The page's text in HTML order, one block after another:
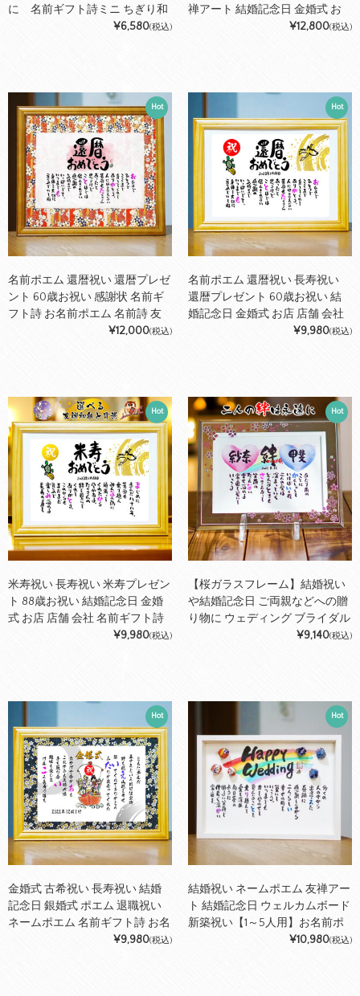
に 名前ギフト詩ミニ ちぎり和
紙 ※飾り場所を選ばないかわ
ム ネームイン ポエム
¥6,580(税込)
禅アート 結婚記念日 金婚式 お
店 店舗 会社 名前ギフト詩 お名
たったひとつ 【フルネーム～お
二人下のお名前用】おしゃれ
¥12,800(税込)
Hot
名前ポエム 還暦祝い 還暦プレゼ
ント 60歳お祝い 感謝状 名前ギ
フト詩 お名前ポエム 名前詩 友
禅和紙 x ちぎり和紙 (1人～2人用)
¥12,000(税込)
Hot
名前ポエム 還暦祝い 長寿祝い
還暦プレゼント 60歳お祝い 結
婚記念日 金婚式 お店 店舗 会社
名前ギフト詩 お名前ポエム 名前
のお名前用】筆文字ギフト ネー
ムポエム
¥9,980(税込)
Hot
米寿祝い 長寿祝い 米寿プレゼン
ト 88歳お祝い 結婚記念日 金婚
式 お店 店舗 会社 名前ギフト詩
お名前ポエム お名前詩 各種御祝
用】筆文字ギフト ネームポエム
¥9,980(税込)
Hot
【桜ガラスフレーム】結婚祝い
や結婚記念日 ご両親などへの贈
り物に ウェディング ブライダル
ウエルカムボード 名前ギフト詩
つ】あいうえお作文 おしゃれ 名
¥9,140(税込)
Hot
金婚式 古希祝い 長寿祝い 結婚
記念日 銀婚式 ポエム 退職祝い
ネームポエム 名前ギフト詩 お名
前 ポエム 【フルネーム～2名様
¥9,980(税込)
Hot
結婚祝い ネームポエム 友禅アー
ト 結婚記念日 ウェルカムボード
新築祝い【1～5人用】お名前ポ
エム 名前ギフト詩 B4サイズ
¥10,980(税込)